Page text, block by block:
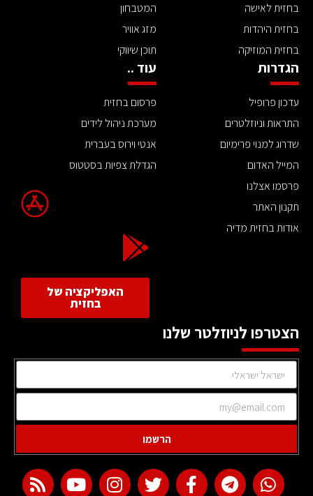
בחזית לאישה
בחזית היהדות
בחזית המוזיקה
המטבחון
מזג אוויר
תוכן שיווקי
הגדרות
עדכון פרופיל
התראות וניוזלטרים
שדרוג למנוי פרימיום
המייל האדום
פרסמו אצלנו
תקנון האתר
אודות בחזית מדיה
עוד ..
פרסום בחזית
מערכת ניהול לידים
אנטי וירוס בעברית
הגדלת צפיות בסטטוס
האפליקציה של
בחזית
הצטרפו לניוזלטר שלנו
הרשמו